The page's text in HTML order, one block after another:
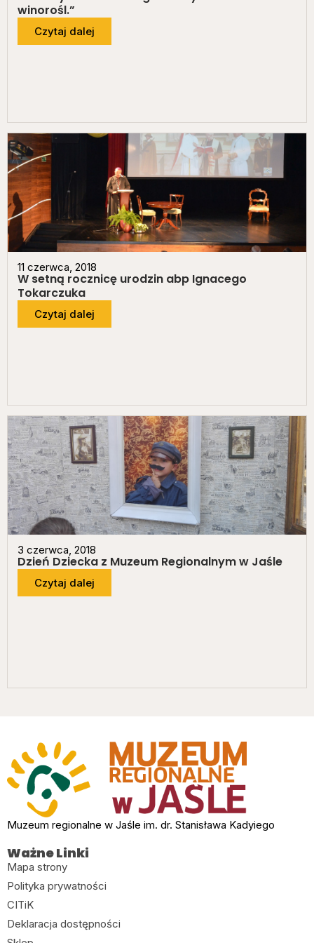
winorośl.”
Czytaj dalej
11 czerwca, 2018
W setną rocznicę urodzin abp Ignacego
Tokarczuka
Czytaj dalej
3 czerwca, 2018
Dzień Dziecka z Muzeum Regionalnym w Jaśle
Czytaj dalej
Muzeum regionalne w Jaśle im. dr. Stanisława Kadyiego
Ważne Linki
Mapa strony
Polityka prywatności
CITiK
Deklaracja dostępności